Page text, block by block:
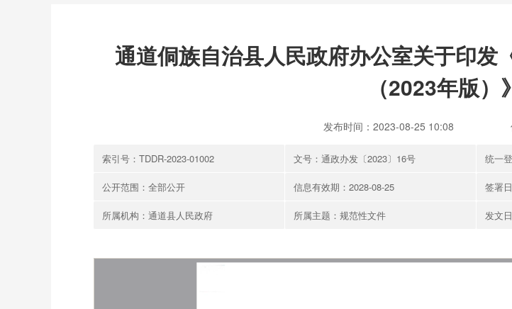
通道侗族自治县人民政府办公室关于印发
（2023年版
发布时间：2023-08-25 10:08
索引号：TDDR-2023-01002 文号：通政办发〔2023〕16号 统一
公开范围：全部公开 信息有效期：2028-08-25 签署
所属机构：通道县人民政府 所属主题：规范性文件 发文